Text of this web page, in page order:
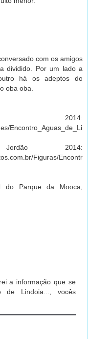
com os amigos
dividido. Por um lado a
há os adeptos do
oba oba.
2014:
Encontro_Aguas_de_Li
2014:
Figuras/Encontr
do Parque da Mooca,
a informação que se
Lindoia..., vocês